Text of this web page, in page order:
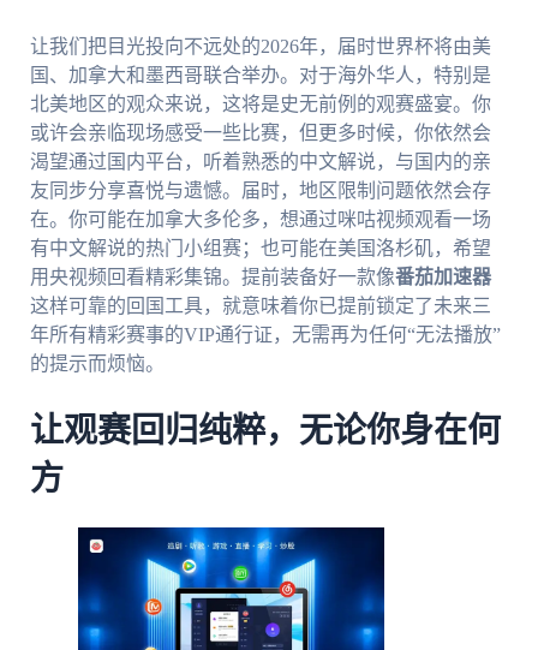
让我们把目光投向不远处的2026年，届时世界杯将由美
国、加拿大和墨西哥联合举办。对于海外华人，特别是
北美地区的观众来说，这将是史无前例的观赛盛宴。你
或许会亲临现场感受一些比赛，但更多时候，你依然会
渴望通过国内平台，听着熟悉的中文解说，与国内的亲
友同步分享喜悦与遗憾。届时，地区限制问题依然会存
在。你可能在加拿大多伦多，想通过咪咕视频观看一场
有中文解说的热门小组赛；也可能在美国洛杉矶，希望
用央视频回看精彩集锦。提前装备好一款像番茄加速器
这样可靠的回国工具，就意味着你已提前锁定了未来三
年所有精彩赛事的VIP通行证，无需再为任何“无法播放”
的提示而烦恼。
让观赛回归纯粹，无论你身在何
方